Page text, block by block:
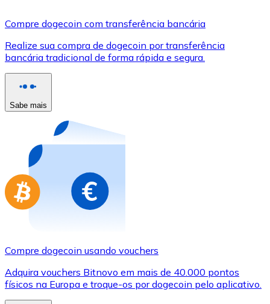
Use cartões Visa e Mastercard para comprar
Comprar com cartão
Compre cartões-presente das suas marcas favoritas
Ir para a loja de cartões-presente
Compre dogecoin com transferência bancária
Realize sua compra de dogecoin por transferência
bancária tradicional de forma rápida e segura.
Sabe mais
Compre dogecoin usando vouchers
Adquira vouchers Bitnovo em mais de 40.000 pontos
físicos na Europa e troque-os por dogecoin pelo aplicativo.